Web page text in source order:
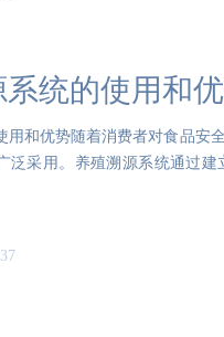
统的使用和
用和优势随着消费者对食品安
泛采用。养殖溯源系统通过